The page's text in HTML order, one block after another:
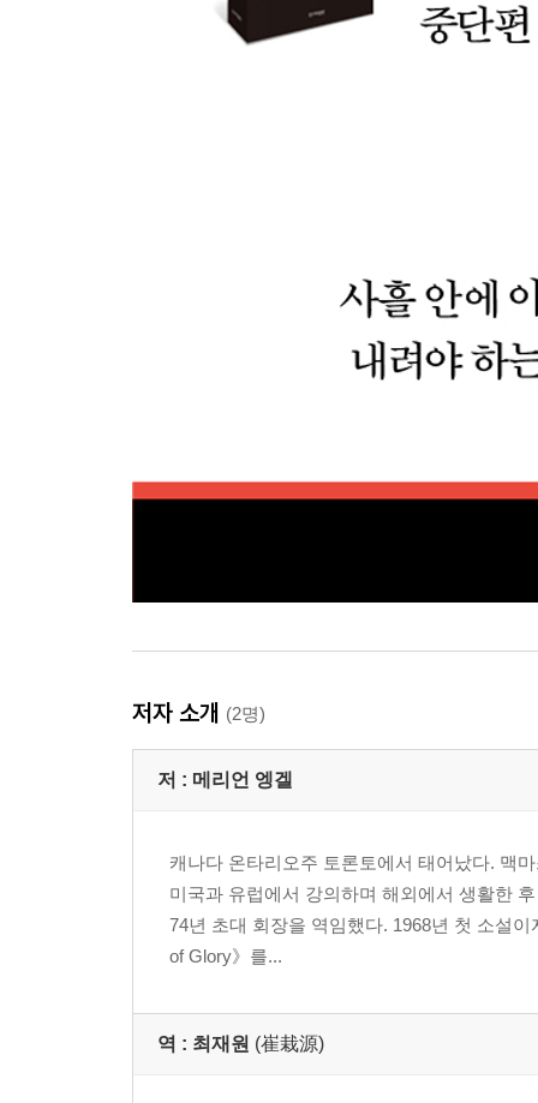
저자 소개 (2명)
저 : 메리언 엥겔
캐나다 온타리오주 토론토에서 태어났다. 맥
미국과 유럽에서 강의하며 해외에서 생활한
74년 초대 회장을 역임했다. 1968년 첫 소설
of Glory》를...
역 : 최재원 (崔栽源)